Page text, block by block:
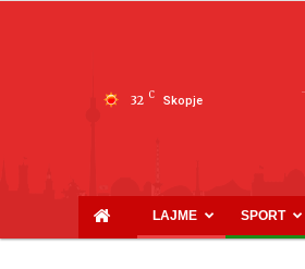
32 C Skopje
LAJME SPORT